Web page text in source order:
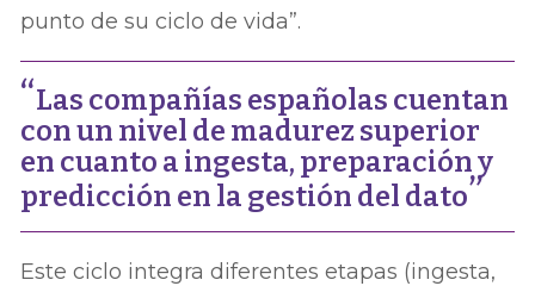
punto de su ciclo de vida”.
Las compañías españolas cuentan
con un nivel de madurez superior
en cuanto a ingesta, preparación y
predicción en la gestión del dato
Este ciclo integra diferentes etapas (ingesta,